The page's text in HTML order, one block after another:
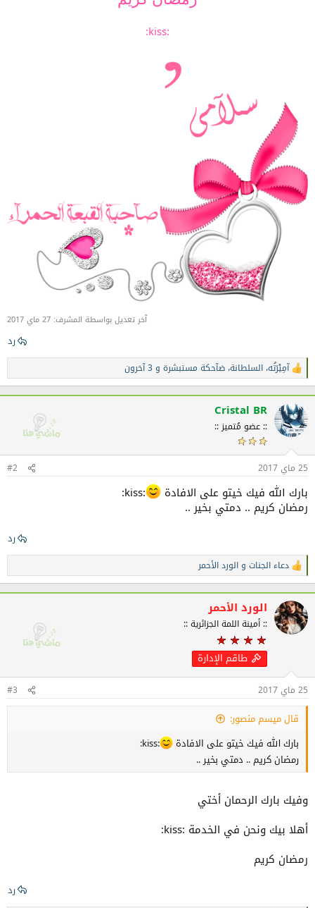
:kiss:
آخر تعديل بواسطة المشرف: 27 ماي 2017
رد
ا
ل
ت
ف
ا
ع
ا
ت
:
آمِيْرَتُه، السلطانة، ضآحكة مستبشرة و 3 آخرون
Cristal BR
:: عضو مُتميز ::
25 ماي 2017 #2
بارك الله فيك خيتو على الافادة :kiss:
رمضان كريم .. دمتي بخير ..
رد
ا
ل
ت
ف
ا
ع
دعاء الجنات و الورد الأحمر
الورد الأحمر
:: أمينة اللمة الجزائرية ::
طاقم الإدارة
25 ماي 2017 #3
قال ميسم منصور:
بارك الله فيك خيتو على الافادة
:kiss:
رمضان كريم .. دمتي بخير ..
وفيك بارك الرحمان أختي
أهلا بيك ونحن في الخدمة :kiss:
رمضان كريم
رد